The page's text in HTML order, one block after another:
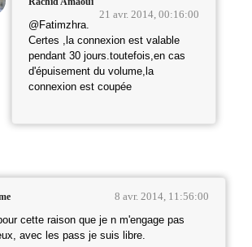
21 avr. 2014, 00:16:00
@Fatimzhra.
Certes ,la connexion est valable
pendant 30 jours.toutefois,en cas
d'épuisement du volume,la
connexion est coupée
8 avr. 2014, 11:56:00
cette raison que je n m'engage pas
avec les pass je suis libre.